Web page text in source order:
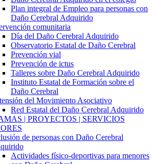
Plan integral de Empleo para personas con
Daño Cerebral Adquirido
comunitaria
Día del Daño Cerebral Adquirido
Observatorio Estatal de Daño Cerebral
Prevención vial
Prevención de ictus
Talleres sobre Daño Cerebral Adquirido
Instituto Estatal de Formación sobre el
Daño Cerebral
del Movimiento Asociativo
Red Estatal del Daño Cerebral Adquirido
| PROYECTOS | SERVICIOS
de personas con Daño Cerebral
Actividades físico-deportivas para menores